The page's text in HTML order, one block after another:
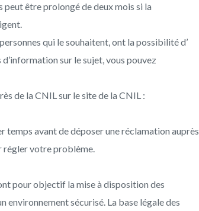
peut être prolongé de deux mois si la
qui le souhaitent, ont la possibilité d’
sur le sujet, vous pouvez
de la CNIL sur le site de la CNIL :
temps avant de déposer une réclamation auprès
régler votre problème.
pour objectif la mise à disposition des
environnement sécurisé. La base légale des